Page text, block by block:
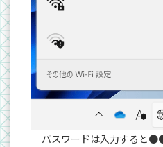
パスワードは入力すると